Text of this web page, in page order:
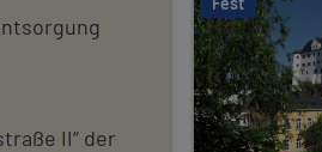
II“ der